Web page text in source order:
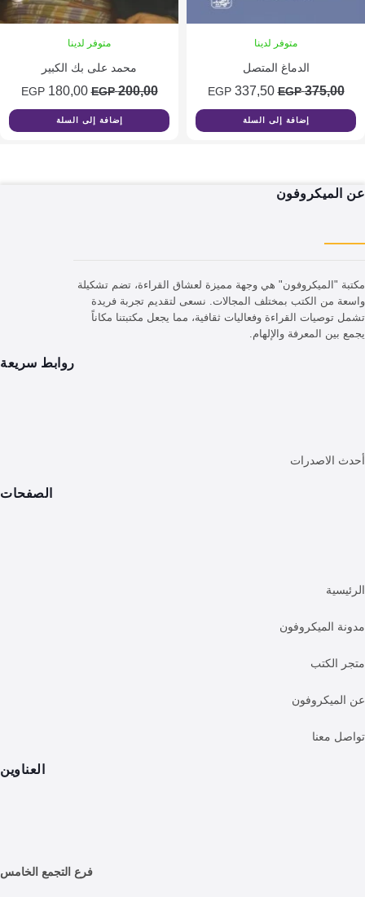
متوفر لدينا
الدماغ المتصل
EGPالسعر
الأصلي
هو:
337,50
EGP السعر
الحالي
هو:
إضافة إلى السلة
متوفر لدينا
محمد على بك الكبير
200,00
EGPالسعر
الأصلي
هو:
180,00
EGP السعر
الحالي
هو:
إضافة إلى السلة
"الميكروفون" هي وجهة مميزة لعشاق القراءة، تضم تشكيلة
من الكتب بمختلف المجالات. نسعى لتقديم تجربة فريدة
القراءة وفعاليات ثقافية، مما يجعل مكتبتنا مكاناً
المعرفة والإلهام.
روابط سريعة
الصفحات
الميكروفون
معنا
العناوين
فرع التجمع الخامس